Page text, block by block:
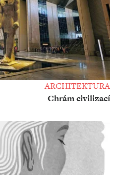
ARCHITEKTURA
Chrám civilizací